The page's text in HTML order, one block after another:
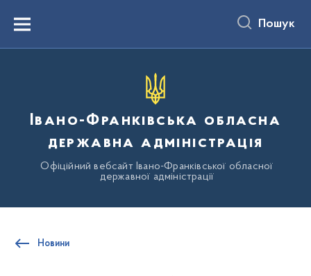
вмістуMenu Пошук
Івано-Франківська обласна
державна адміністрація
Офіційний вебсайт Івано-Франківської обласної
державної адміністрації
Новини